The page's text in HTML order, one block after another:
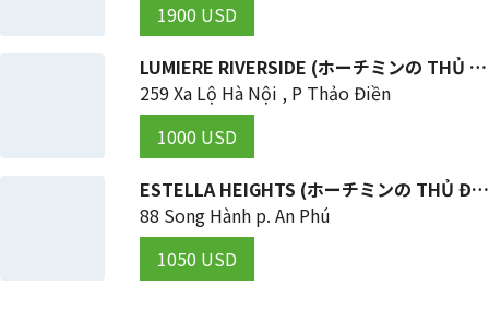
1900 USD
LUMIERE RIVERSIDE (ホーチミンの THỦ ĐỨC 区)
259 Xa Lộ Hà Nội , P Thảo Điền
1000 USD
ESTELLA HEIGHTS (ホーチミンの THỦ ĐỨC 区)
88 Song Hành p. An Phú
1050 USD